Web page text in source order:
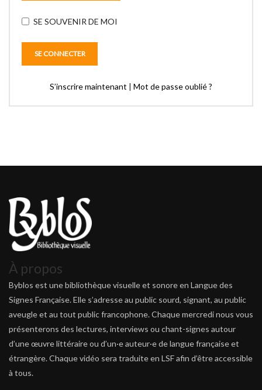
SE SOUVENIR DE MOI
S’inscrire maintenant | Mot de passe oublié ?
À propos
Byblos est une bibliothèque visuelle et sonore en Langue des
Signes Française. Elle s’adresse au public sourd, signant, au public
aveugle et au tout public francophone. Chaque mercredi nous vous
présenterons des lectures, interviews ou chant-signes autour
d’une œuvre littéraire ou d’un·e auteur·e de langue française et
étrangère. Chaque vidéo sera traduite en LSF afin d’être accessible
à tous.